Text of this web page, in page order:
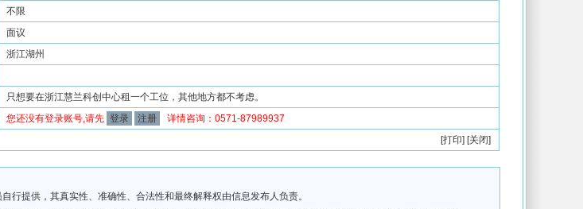
不限
面议
浙江湖州
只想要在浙江慧兰科创中心租一个工位，其他地方都不考虑。
您还没有登录账号,请先 登录 注册
详情咨询：0571-87989937
[打印] [关闭]
行提供，其真实性、准确性、合法性和最终解释权由信息发布人负责。